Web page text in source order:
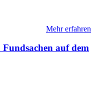
Mehr erfahren
Fundsachen auf dem